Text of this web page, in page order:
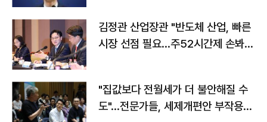
김정관 산업장관 "반도체 산업, 빠른
시장 선점 필요…주52시간제 손봐
"집값보다 전월세가 더 불안해질 수
도"…전문가들, 세제개편안 부작용